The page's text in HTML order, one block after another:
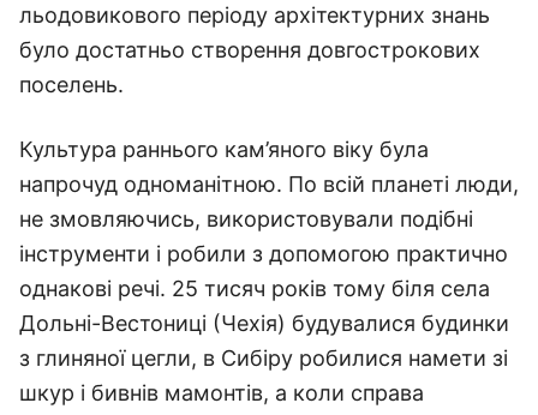
льодовикового періоду архітектурних знань
було достатньо створення довгострокових
поселень.
Культура раннього кам’яного віку була
напрочуд одноманітною. По всій планеті люди,
не змовляючись, використовували подібні
інструменти і робили з допомогою практично
однакові речі. 25 тисяч років тому біля села
Дольні-Вестониці (Чехія) будувалися будинки
з глиняної цегли, в Сибіру робилися намети зі
шкур і бивнів мамонтів, а коли справа